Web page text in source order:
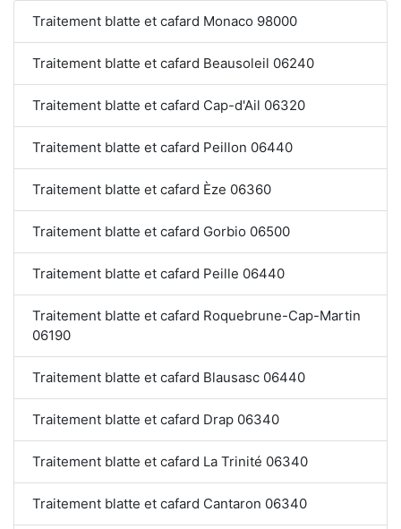
Traitement blatte et cafard Monaco 98000
Traitement blatte et cafard Beausoleil 06240
Traitement blatte et cafard Cap-d'Ail 06320
Traitement blatte et cafard Peillon 06440
Traitement blatte et cafard Èze 06360
Traitement blatte et cafard Gorbio 06500
Traitement blatte et cafard Peille 06440
Traitement blatte et cafard Roquebrune-Cap-Martin
06190
Traitement blatte et cafard Blausasc 06440
Traitement blatte et cafard Drap 06340
Traitement blatte et cafard La Trinité 06340
Traitement blatte et cafard Cantaron 06340